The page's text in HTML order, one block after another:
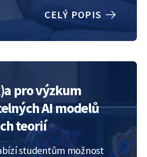
metodou a
Cílem je, aby student
jak regularita
se využívat tyto
CELÝ POPIS
pro výzkum
AI modelů
teorií
studentům možnost